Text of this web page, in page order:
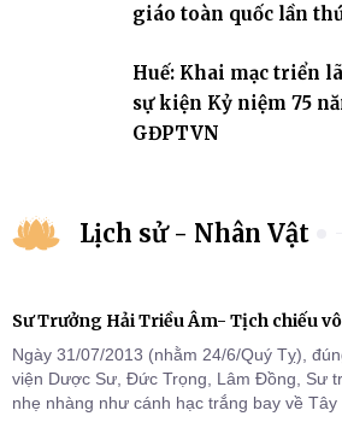
giáo toàn quốc lần
Huế: Khai mạc triển
sự kiện Kỷ niệm 75
GĐPTVN
Lịch sử - Nhân Vật
Sư Trưởng Hải Triều Âm- Tịch chiếu
Ngày 31/07/2013 (nhằm 24/6/Quý Tỵ),
viện Dược Sư, Đức Trọng, Lâm Đồng, Sư
nhẹ nhàng như cánh hạc trắng bay về